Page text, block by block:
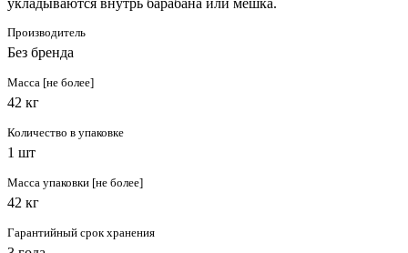
Производитель
Без бренда
Масса [не более]
42 кг
Количество в упаковке
1 шт
Масса упаковки [не более]
42 кг
Гарантийный срок хранения